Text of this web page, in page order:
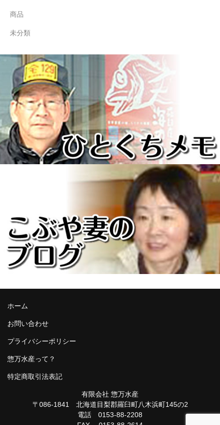
商品
未分類
ホーム
お問い合わせ
プライバシーポリシー
惣万水産って？
特定商取引法表記
有限会社 惣万水産
〒086-1841 北海道目梨郡羅臼町八木浜町145の2
電話 0153-88-2208